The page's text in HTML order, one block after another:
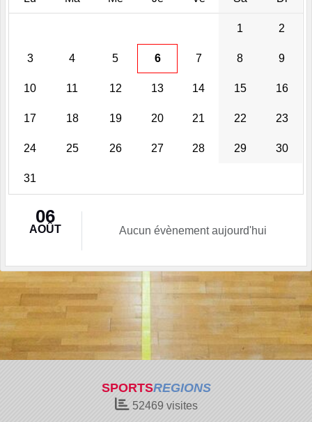
1 2
3 4 5 6 7 8 9
10 11 12 13 14 15 16
17 18 19 20 21 22 23
24 25 26 27 28 29 30
31
06
AOÛT Aucun évènement aujourd'hui
SPORTSREGIONS
52469 visites